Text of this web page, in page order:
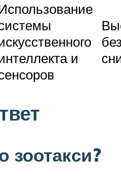
и
зоотакси?